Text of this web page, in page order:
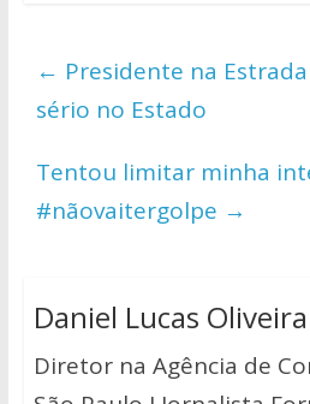
s
A
p
p
b
o
o
k
er y
Li
k
e
← Presidente na
sério no Estado
Tentou limitar minha
#nãovaitergolpe →
Daniel Lucas Oliveira
Diretor na Agência de